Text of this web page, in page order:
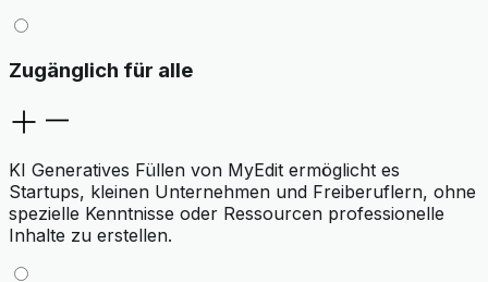
Zugänglich für alle
KI Generatives Füllen von MyEdit ermöglicht es
Startups, kleinen Unternehmen und Freiberuflern, ohne
spezielle Kenntnisse oder Ressourcen professionelle
Inhalte zu erstellen.